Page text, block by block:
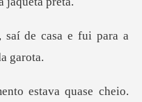
í de casa e fui para a
o.